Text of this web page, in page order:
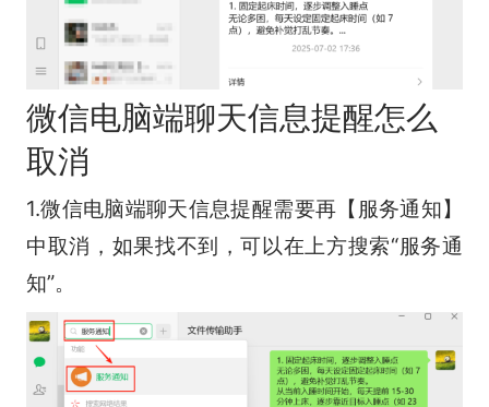
微信电脑端聊天信息提醒怎么
取消
1.微信电脑端聊天信息提醒需要再【服务通知】
中取消，如果找不到，可以在上方搜索“服务通
知”。